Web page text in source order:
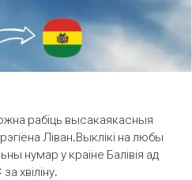
рабіць высакаякасныя
Ліван.Выклікі на любы
нумар у краіне Балівія ад
хвіліну.